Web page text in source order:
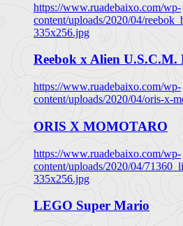
https://www.ruadebaixo.com/wp-
content/uploads/2020/04/
335x256.jpg
Reebok x Alien U.S.C.M.
https://www.ruadebaixo.com/wp-
content/uploads/2020/04/oris-x-
ORIS X MOMOTARO
https://www.ruadebaixo.com/wp-
content/uploads/2020/04/
335x256.jpg
LEGO Super Mario